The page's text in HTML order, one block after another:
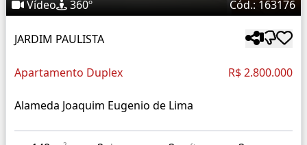
Vídeo 360º Cód.: 163176
JARDIM PAULISTA
Apartamento Duplex R$ 2.800.000
Alameda Joaquim Eugenio de Lima